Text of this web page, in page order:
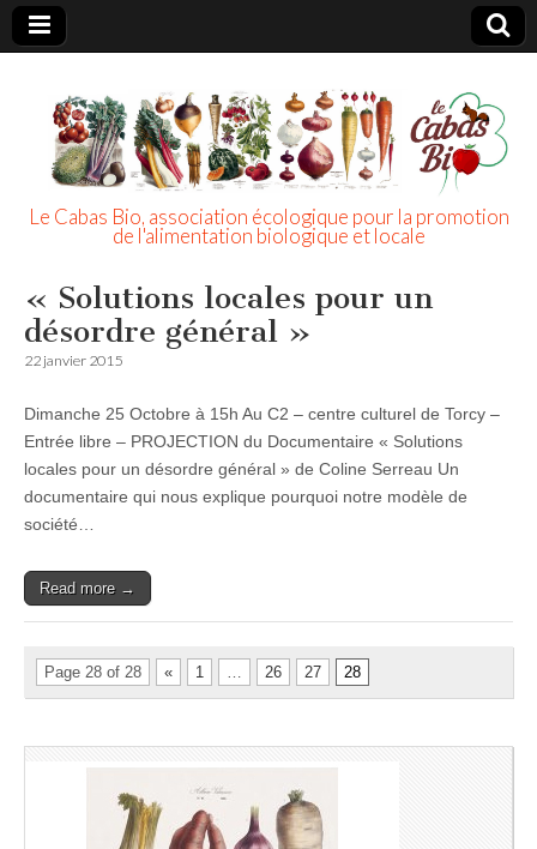
Le Cabas Bio, association écologique pour la promotion
de l'alimentation biologique et locale
« Solutions locales pour un
désordre général »
22 janvier 2015
Dimanche 25 Octobre à 15h Au C2 – centre culturel de Torcy –
Entrée libre – PROJECTION du Documentaire « Solutions
locales pour un désordre général » de Coline Serreau Un
documentaire qui nous explique pourquoi notre modèle de
société…
Read more →
Page 28 of 28 « 1 26 27 28